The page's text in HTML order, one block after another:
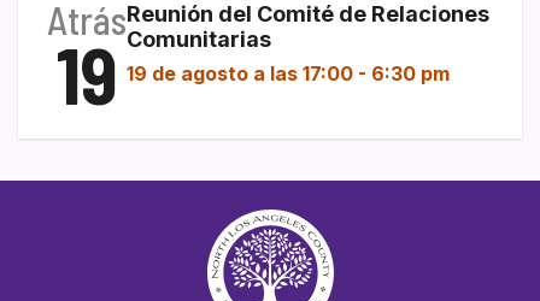
Atrás
19
Reunión del Comité de Relaciones
Comunitarias
19 de agosto a las 17:00 - 6:30 pm